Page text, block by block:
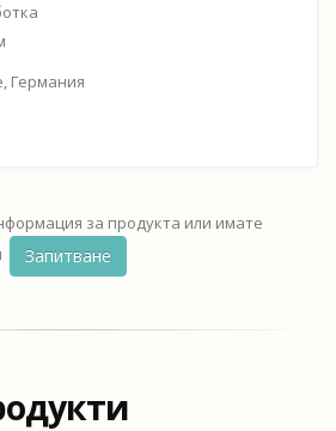
Германия
за продукта или имате
Запитване